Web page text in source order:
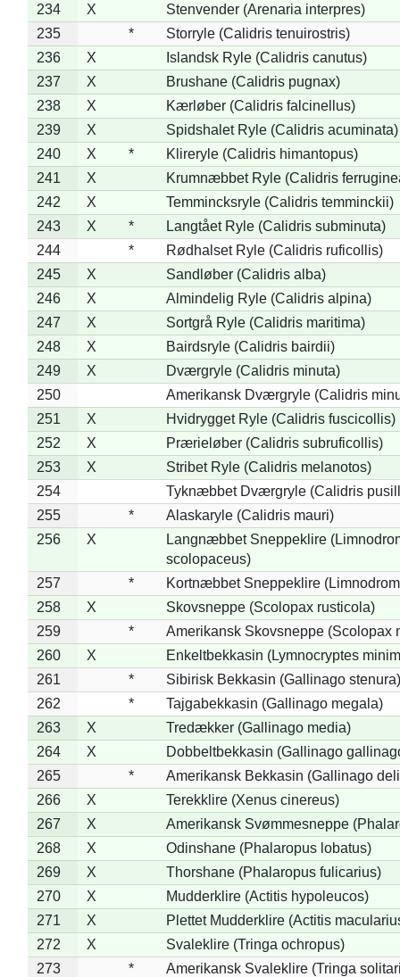
234 X
Stenvender (Arenaria interpres)
235
*
Storryle (Calidris tenuirostris)
236
X
Islandsk Ryle (Calidris canutus)
237
X
Brushane (Calidris pugnax)
238
X
Kærløber (Calidris falcinellus)
239
X
Spidshalet Ryle (Calidris acuminata)
240
X *
Klireryle (Calidris himantopus)
241
X
Krumnæbbet Ryle (Calidris
242
X
Temmincksryle (Calidris temminckii)
243
X *
Langtået Ryle (Calidris subminuta)
244
*
Rødhalset Ryle (Calidris ruficollis)
245
X
Sandløber (Calidris alba)
246
X
Almindelig Ryle (Calidris alpina)
247
X
Sortgrå Ryle (Calidris maritima)
248
X
Bairdsryle (Calidris bairdii)
249
X
Dværgryle (Calidris minuta)
250
Amerikansk Dværgryle (Calidris
251
X
Hvidrygget Ryle (Calidris fuscicollis)
252
X
Prærieløber (Calidris subruficollis)
253
X
Stribet Ryle (Calidris melanotos)
254
Tyknæbbet Dværgryle (Calidris
255
*
Alaskaryle (Calidris mauri)
256
X
Langnæbbet Sneppeklire
scolopaceus)
257
*
Kortnæbbet Sneppeklire
258
X
Skovsneppe (Scolopax rusticola)
259
*
Amerikansk Skovsneppe (Scolopax
260
X
Enkeltbekkasin (Lymnocryptes
261
*
Sibirisk Bekkasin (Gallinago stenura)
262
*
Tajgabekkasin (Gallinago megala)
263
X
Tredækker (Gallinago media)
264
X
Dobbeltbekkasin (Gallinago
265
*
Amerikansk Bekkasin (Gallinago
266
X
Terekklire (Xenus cinereus)
267
X
Amerikansk Svømmesneppe
268
X
Odinshane (Phalaropus lobatus)
269
X
Thorshane (Phalaropus fulicarius)
270
X
Mudderklire (Actitis hypoleucos)
271
X
Plettet Mudderklire (Actitis
272
X
Svaleklire (Tringa ochropus)
273
*
Amerikansk Svaleklire (Tringa